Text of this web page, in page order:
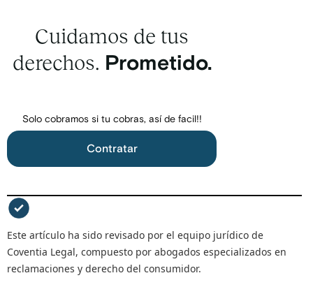
Cuidamos de tus
derechos. Prometido.
Solo cobramos si tu cobras, así de facil!!
Contratar
Este artículo ha sido revisado por el equipo jurídico de
Coventia Legal, compuesto por abogados especializados en
reclamaciones y derecho del consumidor.